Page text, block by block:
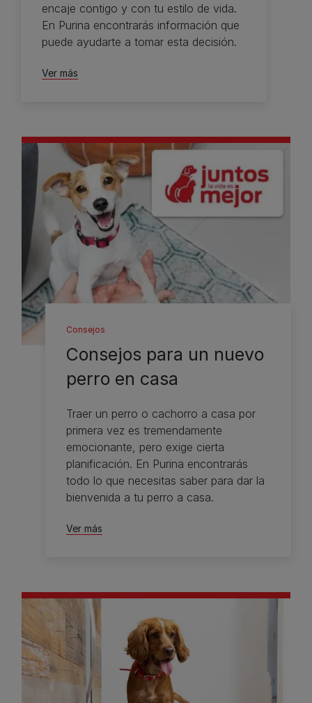
encaje contigo y con tu estilo de vida.
En Purina encontrarás información que
puede ayudarte a tomar esta decisión.
Ver más
Consejos
Consejos para un nuevo
perro en casa
Traer un perro o cachorro a casa por
primera vez es tremendamente
emocionante, pero exige cierta
planificación. En Purina encontrarás
todo lo que necesitas saber para dar la
bienvenida a tu perro a casa.
Ver más